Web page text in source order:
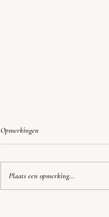
Opmerkingen
Plaats een opmerking...